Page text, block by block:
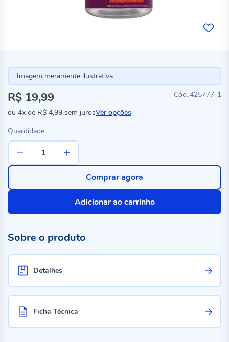
Imagem meramente ilustrativa
425777-1
R$ 19,99
ou 4x de R$ 4,99 sem jurosVer opções
Quantidade
Adicionar ao carrinho
Comprar agora
Sobre o produto
Detalhes
Ficha Técnica